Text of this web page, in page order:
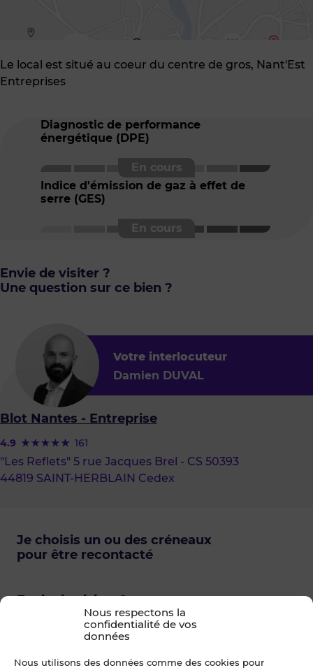
Nous respectons la
confidentialité de vos
données
Nous utilisons des données comme des cookies pour
Le local est situé au coeur du centre de gros, Nant'Est
Entreprises
Diagnostic de performance
énergétique (DPE)
Indice d'émission de gaz à effet de
serre (GES)
Envie de visiter ?
Une question sur ce bien ?
Votre interlocuteur
Damien DUVAL
Blot Nantes - Entreprise
4.9 161
"Les Reflets" 5 rue Jacques Brel - CS 50393
44819 SAINT-HERBLAIN Cedex
Je choisis un ou des créneaux
pour être recontacté
Envie de visiter ?
Une question sur ce bien ?